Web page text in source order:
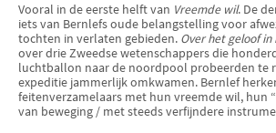
Vooral in de eerste helft van Vreemde wil. De
iets van Bernlefs oude belangstelling voor
tochten in verlaten gebieden. Over het geloof
over drie Zweedse weten­schappers die
luchtballon naar de noordpool pro­beerden te
expeditie jammerlijk omkwamen. Bernlef
feitenverzamelaars met hun vreemde wil, hun
van beweging / met steeds verfijndere